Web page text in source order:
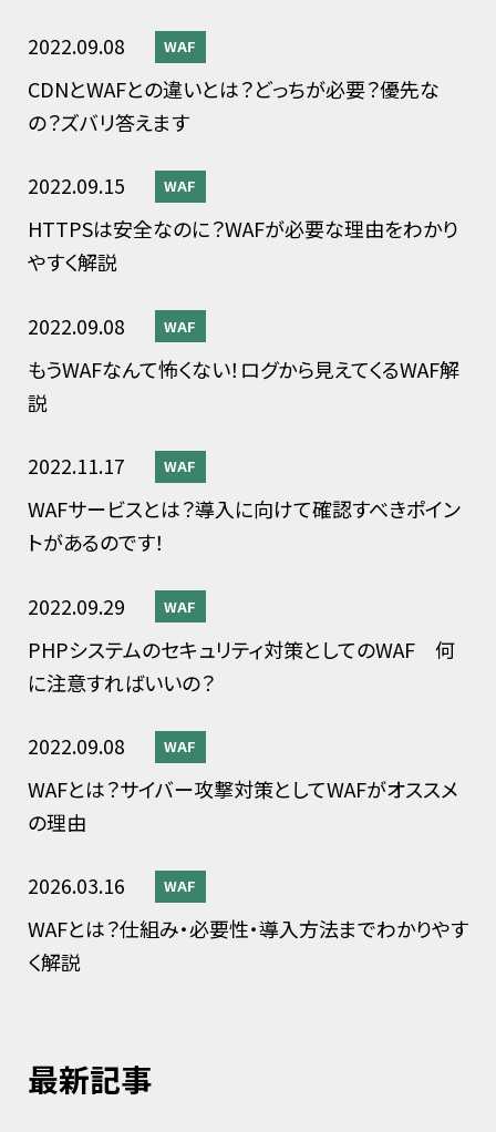
2022.09.08 WAF
CDNとWAFとの違いとは？どっちが必要？優先な
の？ズバリ答えます
2022.09.15 WAF
HTTPSは安全なのに？WAFが必要な理由をわかり
やすく解説
2022.09.08 WAF
もうWAFなんて怖くない！ログから見えてくるWAF解
説
2022.11.17 WAF
WAFサービスとは？導入に向けて確認すべきポイン
トがあるのです！
2022.09.29 WAF
PHPシステムのセキュリティ対策としてのWAF 何
に注意すればいいの？
2022.09.08 WAF
WAFとは？サイバー攻撃対策としてWAFがオススメ
の理由
2026.03.16 WAF
WAFとは？仕組み・必要性・導入方法までわかりやす
く解説
最新記事